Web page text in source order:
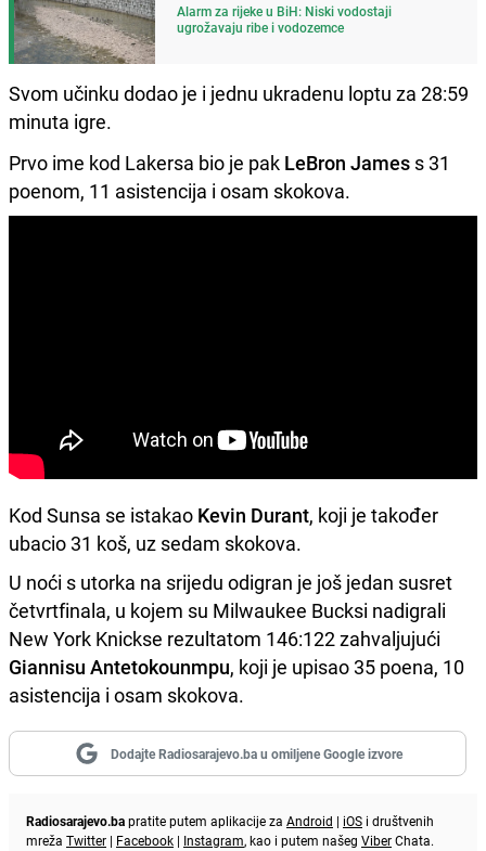
Alarm za rijeke u BiH: Niski vodostaji
ugrožavaju ribe i vodozemce
Svom učinku dodao je i jednu ukradenu loptu za 28:59
minuta igre.
Prvo ime kod Lakersa bio je pak LeBron James s 31
poenom, 11 asistencija i osam skokova.
Kod Sunsa se istakao Kevin Durant, koji je također
ubacio 31 koš, uz sedam skokova.
U noći s utorka na srijedu odigran je još jedan susret
četvrtfinala, u kojem su Milwaukee Bucksi nadigrali
New York Knickse rezultatom 146:122 zahvaljujući
Giannisu Antetokounmpu, koji je upisao 35 poena, 10
asistencija i osam skokova.
Dodajte Radiosarajevo.ba u omiljene Google izvore
Radiosarajevo.bapratite putem aplikacije za Android | iOS i društvenih
mreža Twitter | Facebook | Instagram, kao i putem našeg ViberChata.